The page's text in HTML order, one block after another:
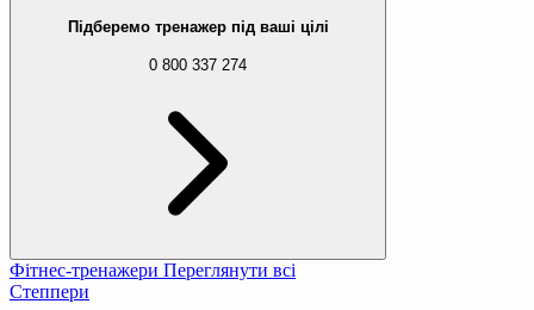
Підберемо тренажер під ваші цілі
0 800 337 274
Фітнес-тренажери Переглянути всі
Степпери